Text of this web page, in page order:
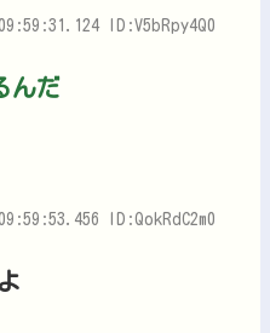
ID:V5bRpy4Q0
んだ
ID:QokRdC2m0